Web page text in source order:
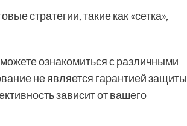
стратегии, такие как «сетка»,
ознакомиться с различными
не является гарантией защиты
зависит от вашего